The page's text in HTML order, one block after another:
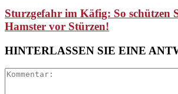
Sturzgefahr im Käfig: So schützen
Hamster vor Stürzen!
HINTERLASSEN SIE EINE